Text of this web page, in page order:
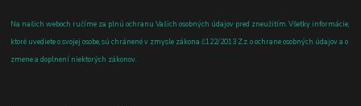
Na našich weboch ručíme za plnú ochranu Vašich osobných údajov pred zneužitím. Všetky informácie,
ktoré uvediete o svojej osobe, sú chránené v zmysle zákona č.122/2013 Z.z. o ochrane osobných údajov a o
zmene a doplnení niektorých zákonov.